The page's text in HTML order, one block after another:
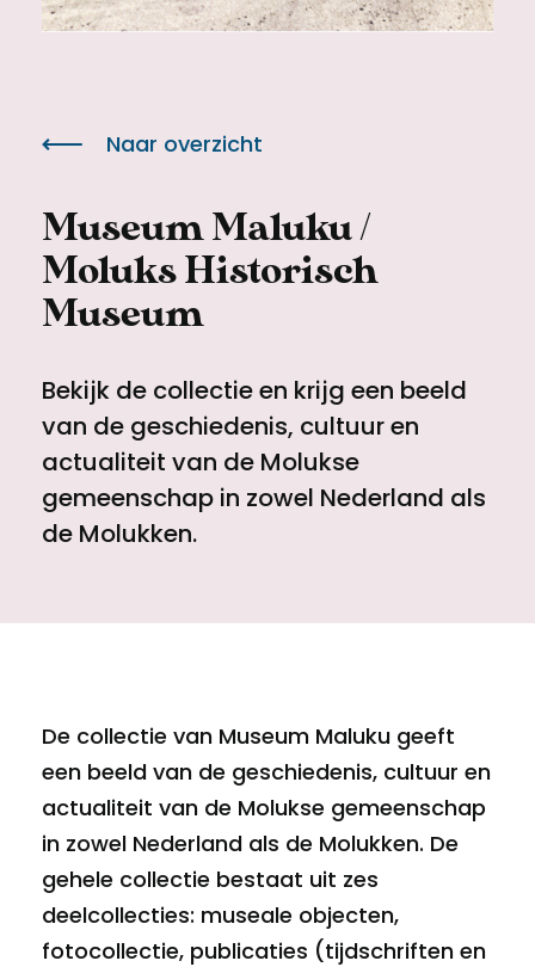
Museum Maluku /
Moluks Historisch
Museum
Bekijk de collectie en krijg een beeld
van de geschiedenis, cultuur en
actualiteit van de Molukse
gemeenschap in zowel Nederland als
de Molukken.
Naar overzicht
De collectie van Museum Maluku geeft
een beeld van de geschiedenis, cultuur en
actualiteit van de Molukse gemeenschap
in zowel Nederland als de Molukken. De
gehele collectie bestaat uit zes
deelcollecties: museale objecten,
fotocollectie, publicaties (tijdschriften en